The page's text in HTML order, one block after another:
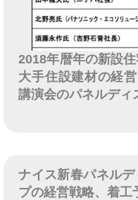
2018年暦年の新設住
大手住設建材の経
講演会のパネルディ
ナイス新春パネル
プの経営戦略、着工